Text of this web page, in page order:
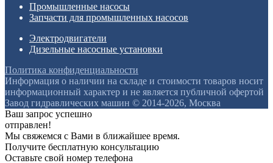
Промышленные насосы
Запчасти для промышленных насосов
Электродвигатели
Дизельные насосные установки
Политика конфиденциальности
Информация о наличии на складе и стоимости товаров носит
информационный характер и не является публичной офертой
Завод гидравлических машин © 2014-2026, Москва
Ваш запрос успешно
отправлен!
Мы свяжемся с Вами в ближайшее время.
Получите бесплатную консультацию
Оставьте свой номер телефона